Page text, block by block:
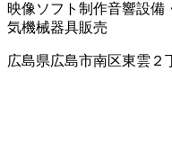
映像ソフト制作音響設備
気機械器具販売
広島県広島市南区東雲２